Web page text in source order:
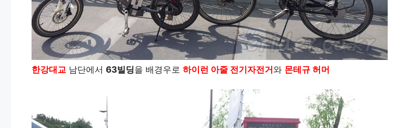
한강대교 남단에서 63빌딩을 배경우로 하이런 아줄 전기자전거 와 몬테규 허머